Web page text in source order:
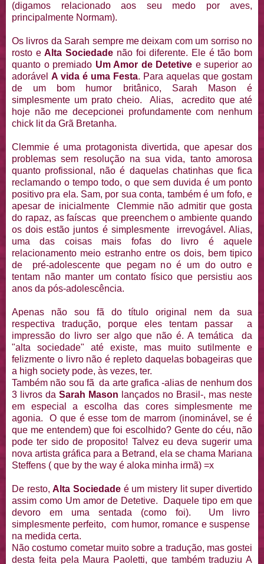
(digamos relacionado aos seu medo por aves,
principalmente Normam).
Os livros da Sarah sempre me deixam com um sorriso no
rosto eAlta Sociedade não foi diferente. Ele é tão bom
quanto o premiado Um Amor de Detetive e superior ao
adorável A vida é uma Festa. Para aquelas que gostam
de um bom humor britânico, Sarah Mason é
simplesmente um prato cheio. Alias, acredito que até
hoje não me decepcionei profundamente com nenhum
chick lit da Grã Bretanha.
Clemmie é uma protagonista divertida, que apesar dos
problemas sem resolução na sua vida, tanto amorosa
quanto profissional, não é daquelas chatinhas que fica
reclamando o tempo todo, o que sem duvida é um ponto
positivo pra ela. Sam, por sua conta, também é um fofo, e
apesar de inicialmente Clemmie não admitir que gosta
do rapaz, as faíscas que preenchem o ambiente quando
os dois estão juntos é simplesmente irrevogável. Alias,
uma das coisas mais fofas do livro é aquele
relacionamento meio estranho entre os dois, bem tipico
de pré-adolescente que pegam no é um do outro e
tentam não manter um contato físico que persistiu aos
anos da pós-adolescência.
Apenas não sou fã do título original nem da sua
respectiva tradução, porque eles tentam passar a
impressão do livro ser algo que não é. A temática da
"alta sociedade" até existe, mas muito sutilmente e
felizmente o livro não é repleto daquelas bobageiras que
a high society pode, às vezes, ter.
Também não sou fã da arte grafica -alias de nenhum dos
3 livros da Sarah Mason lançados no Brasil-, mas neste
em especial a escolha das cores simplesmente me
agonia. O que é esse tom de marrom (inominável, se é
que me entendem) que foi escolhido? Gente do céu, não
pode ter sido de proposito! Talvez eu deva sugerir uma
nova artista gráfica para a Betrand, ela se chama Mariana
Steffens ( que by the way é aloka minha irmã) =x
De resto,Alta Sociedade é um mistery lit super divertido
assim como Um amor de Detetive. Daquele tipo em que
devoro em uma sentada (como foi). Um livro
simplesmente perfeito, com humor, romance e suspense
na medida certa.
Não costumo cometar muito sobre a tradução, mas gostei
desta feita pela Maura Paoletti, que também traduziu A